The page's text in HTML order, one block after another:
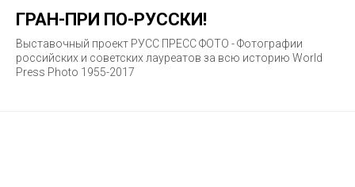
ГРАН-ПРИ ПО-РУССКИ!
Выставочный проект РУСС ПРЕСС ФОТО - Фотографии
российских и советских лауреатов за всю историю World
Press Photo 1955-2017